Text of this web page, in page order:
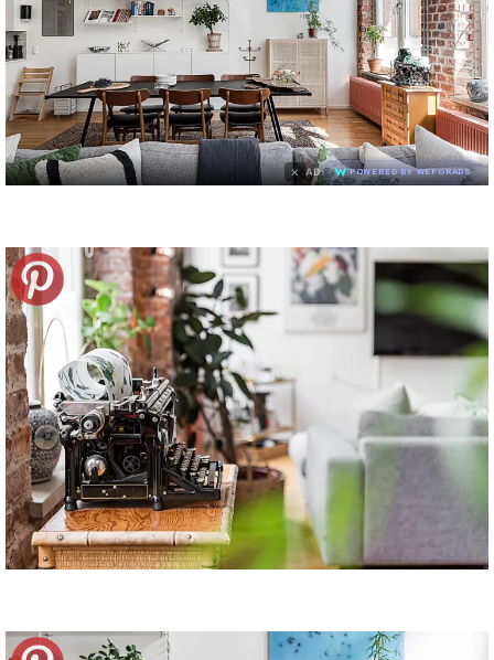
× AD POWERED BY WEFORADS